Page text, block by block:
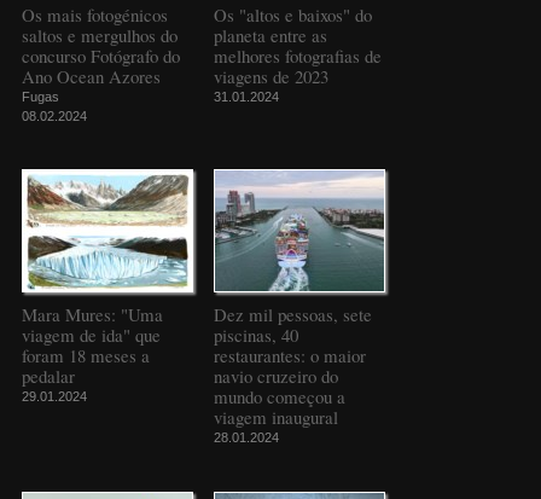
Os mais fotogénicos
saltos e mergulhos do
concurso Fotógrafo do
Ano Ocean Azores
Fugas
08.02.2024
Os "altos e baixos" do
planeta entre as
melhores fotografias de
viagens de 2023
31.01.2024
Mara Mures: "Uma
viagem de ida" que
foram 18 meses a
pedalar
29.01.2024
Dez mil pessoas, sete
piscinas, 40
restaurantes: o maior
navio cruzeiro do
mundo começou a
viagem inaugural
28.01.2024